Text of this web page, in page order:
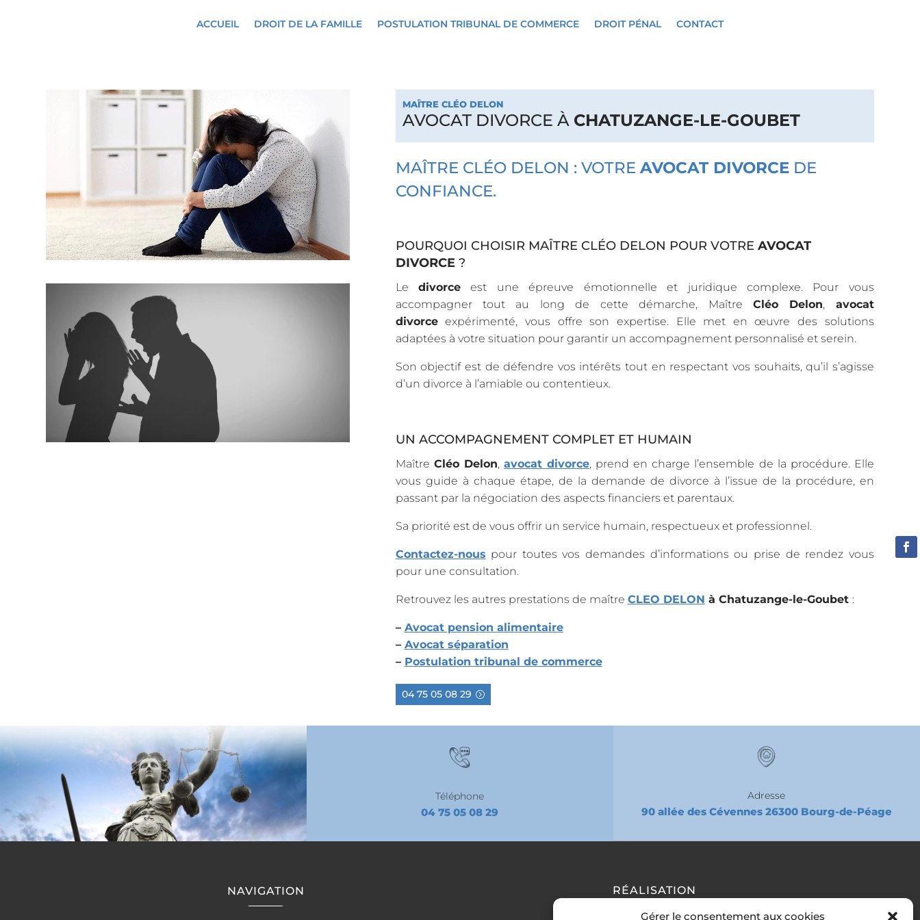
Gérer le consentement aux cookies
ACCUEIL DROIT DE LA FAMILLE POSTULATION TRIBUNAL DE COMMERCE DROIT PÉNAL CONTACT
MAÎTRE CLÉO DELON
AVOCAT DIVORCE À CHATUZANGE-LE-GOUBET
MAÎTRE CLÉO DELON : VOTRE AVOCAT DIVORCE DE
CONFIANCE.
POURQUOI CHOISIR MAÎTRE CLÉO DELON POUR VOTRE AVOCAT
DIVORCE ?
Le divorce
est une épreuve émotionnelle et juridique complexe. Pour vous
accompagner tout au long de cette démarche, Maître
Cléo Delon,
avocat
divorce expérimenté, vous offre son expertise. Elle met en œuvre des solutions
adaptées à votre situation pour garantir un accompagnement personnalisé et serein.
Son objectif est de défendre vos intérêts tout en respectant vos souhaits, qu’il s’agisse
d’un divorce à l’amiable ou contentieux.
UN ACCOMPAGNEMENT COMPLET ET HUMAIN
Maître Cléo Delon, avocat divorce, prend en charge l’ensemble de la procédure. Elle
vous guide à chaque étape, de la demande de divorce à l’issue de la procédure, en
passant par la négociation des aspects financiers et parentaux.
Sa priorité est de vous offrir un service humain, respectueux et professionnel.
Contactez-nous pour toutes vos demandes d’informations ou prise de rendez vous
pour une consultation.
Retrouvez les autres prestations de maître CLEO DELON à Chatuzange-le-Goubet :
– Avocat pension alimentaire
– Avocat séparation
– Postulation tribunal de commerce
04 75 05 08 29
Téléphone
04 75 05 08 29
Adresse
90 allée des Cévennes 26300 Bourg-de-Péage
NAVIGATION RÉALISATION